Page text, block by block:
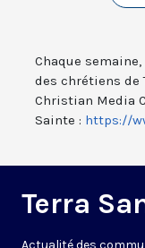
Chaque
des chrétiens de
Christian Media
Sainte : https://
Terra
Actualité des